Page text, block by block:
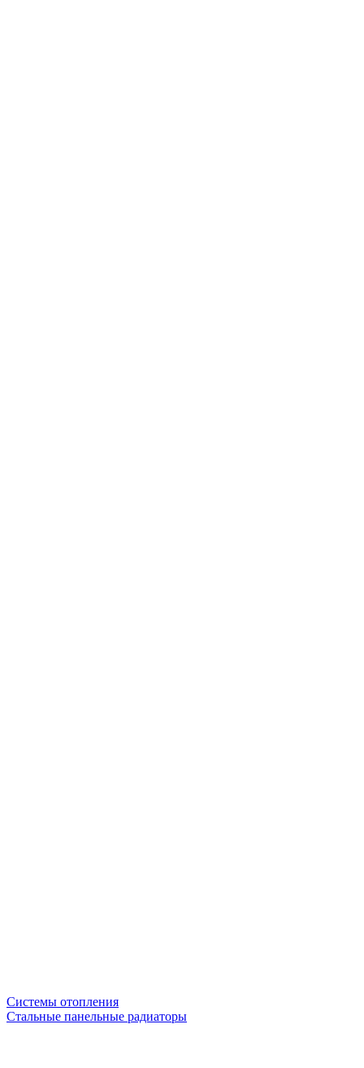
Системы отопления
Стальные панельные радиаторы